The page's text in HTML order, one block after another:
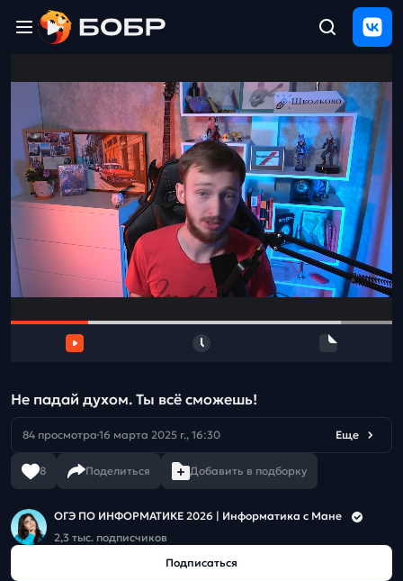
ЩЕЛЧОК
Полезные
материалы
Проверка
сочинений
Тех
поддержка
и
Не падай духом. Ты всё сможешь!
84 просмотра 16 марта 2025 г., 16:30 Еще
8 Поделиться Добавить в подборку
ОГЭ ПО ИНФОРМАТИКЕ 2026 | Информатика с Мане
2,3 тыс. подписчиков
Подписаться